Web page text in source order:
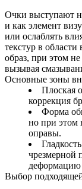
Очки выступают
и как элемент
или ослаблять
текстур в области
образ, при этом
вызывая
Основные зоны
Плоская
коррекция
Форма
но при этом
оправы.
чрезмерной
деформацию
Выбор